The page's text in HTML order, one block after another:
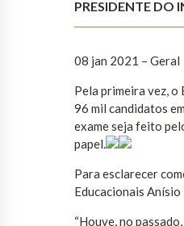
PRESIDENTE DO
08 jan 2021 – Geral
Pela primeira vez, o
96 mil candidatos
exame seja feito
papel.
Para esclarecer
Educacionais
“Houve, no